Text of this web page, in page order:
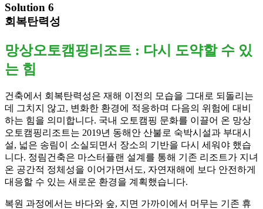
Solution 6
회복탄력성
망상오토캠핑리조트 : 다시 도약할 수 있
는 힘
건축에서 회복탄력성은 재해 이전의 모습을 그대로 되돌리는
데 그치지 않고, 변화한 환경에 적응하며 다음의 위험에 대비
하는 힘을 의미합니다. 국내 오토캠핑 문화를 이끌어 온 망상
오토캠핑리조트는 2019년 동해안 산불로 숙박시설과 부대시
설, 넓은 송림이 소실되면서 장소의 기반을 다시 세워야 했습
니다. 정림건축은 마스터플랜 설계를 통해 기존 리조트가 지녀
온 공간적 정체성을 이어가면서도, 자연재해에 보다 안전하게
대응할 수 있는 새로운 환경을 계획했습니다.
복원 과정에서는 바다와 숲, 지면 가까이에서 머무는 기존 휴